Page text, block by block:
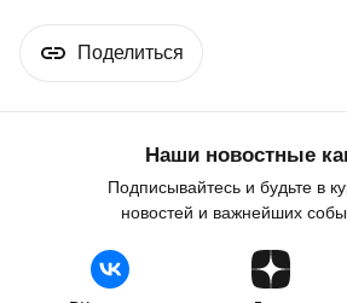
Поделиться
Наши новостные
Подписывайтесь и будьте в
новостей и важнейших